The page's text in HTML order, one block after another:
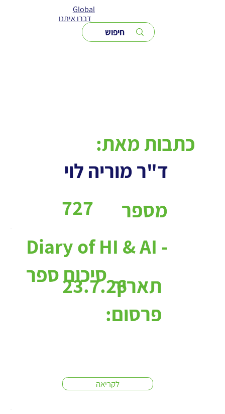
Global
דברו איתנו
ד"ר מוריה לוי
כתבות מאת:
מספר
כתבות:
727
Diary of HI & AI -
סיכום ספר
לקריאה
23.7.26תאריך
פרסום: